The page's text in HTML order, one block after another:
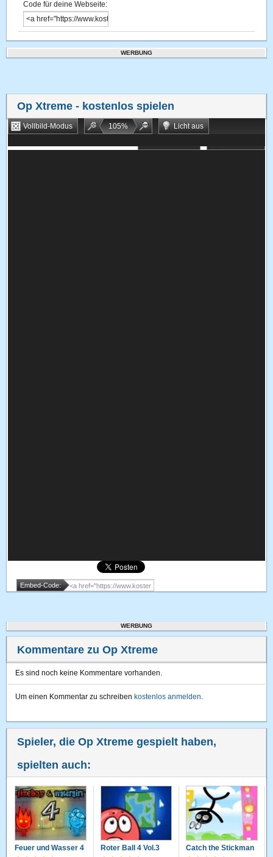
Code für deine Webseite:
WERBUNG
Op Xtreme - kostenlos spielen
Vollbild-Modus 105%
Licht aus
Embed-Code:
WERBUNG
Kommentare zu Op Xtreme
Es sind noch keine Kommentare vorhanden.
Um einen Kommentar zu schreiben kostenlos anmelden.
Spieler, die Op Xtreme gespielt haben,
spielten auch:
Feuer und Wasser 4 Roter Ball 4 Vol.3 Catch the Stickman